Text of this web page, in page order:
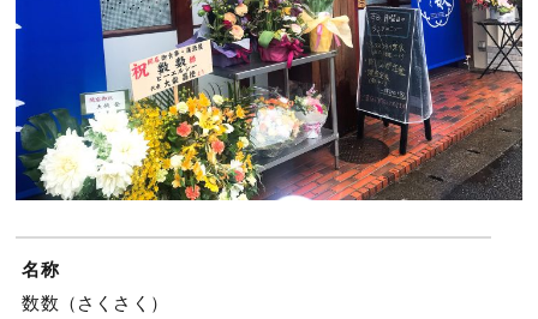
名称
数数（さくさく）